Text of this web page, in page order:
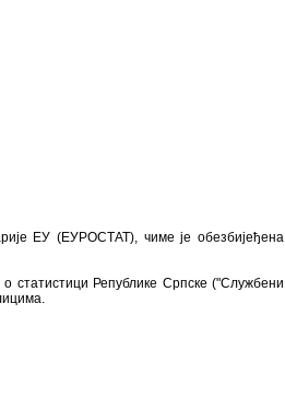
ЕУ (ЕУРОСТАТ), чиме је обезбијеђена
статистици Републике Српске ("Службени